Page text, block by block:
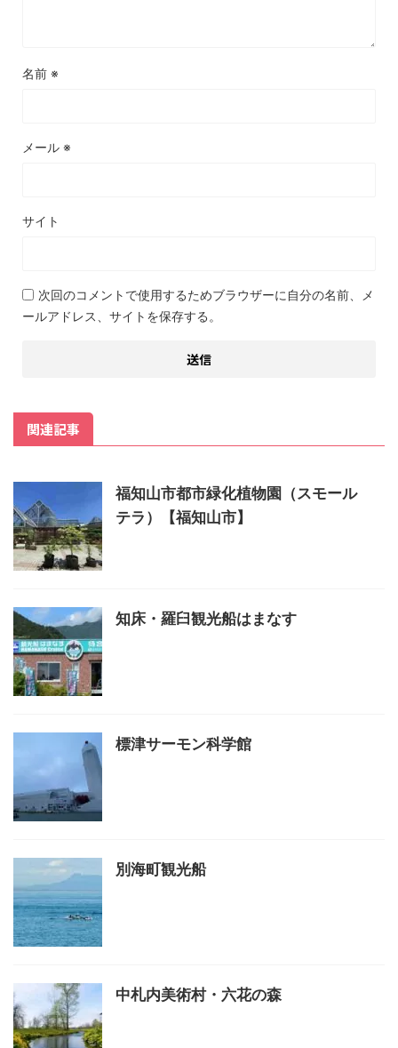
名前 ※
メール ※
サイト
次回のコメントで使用するためブラウザーに自分の名前、メ
ールアドレス、サイトを保存する。
関連記事
福知山市都市緑化植物園（スモール
テラ）【福知山市】
知床・羅臼観光船はまなす
標津サーモン科学館
別海町観光船
中札内美術村・六花の森